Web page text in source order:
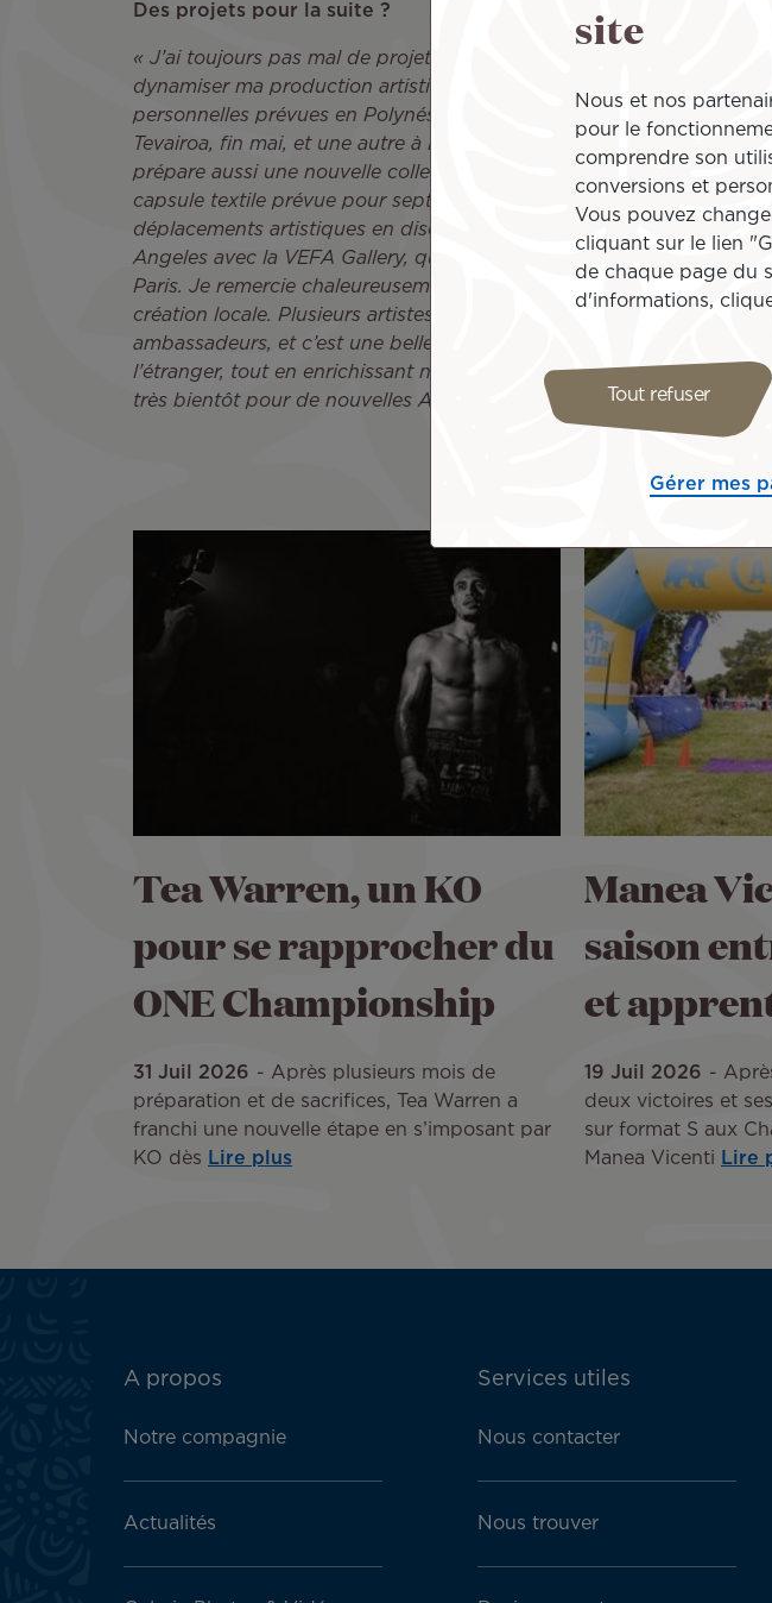
Des projets pour la suite ?
« J’ai toujours pas mal de projets en cours, qui viennent nourrir et
dynamiser ma production artistique. Cette année, j’ai deux
personnelles prévues en Polynésie, une à Bora Bora, à la Galerie
Tevairoa, fin mai, et une autre à la Galerie Winkler, en octobre. Je
prépare aussi une nouvelle collection HINANOXHTJ 2026, une petite
capsule textile prévue pour septembre/octobre. Il y a aussi des
déplacements artistiques en discussion à l’étranger, notamment à Los
Angeles avec la VEFA Gallery, qui me représente là-bas, et peut-être
Paris. Je remercie chaleureusement Air Tahiti Nui pour son soutien à
création locale. Plusieurs artistes du Pays font partie du programme
ambassadeurs, et c’est une belle façon de faire rayonner la Polynésie
l’étranger, tout en enrichissant notre regard artistique ici, chez nous.
très bientôt pour de nouvelles ARTventures ! »
Tea Warren, un KO
pour se rapprocher du
ONE Championship
31 Juil 2026
Après plusieurs mois de
préparation et de sacrifices, Tea Warren a
franchi une nouvelle étape en s’imposant par
KO dès Lire plus
Manea
saison
et
19 Juil 2026
deux victoires et
sur format S aux
Manea Vicenti Lire
ATN:
menu
A propos
Notre compagnie
Actualités
Services utiles
Nous contacter
Nous trouver
site
Nous et nos
pour le
comprendre son
conversions et
Vous pouvez
cliquant sur le lien
de chaque page du
d'informations,
Tout refuser
Gérer mes